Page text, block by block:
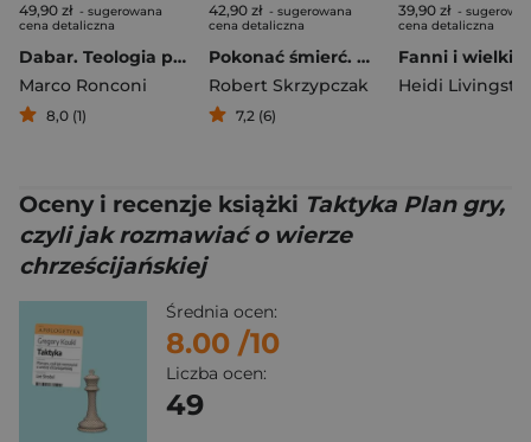
49,90 zł - sugerowana
cena detaliczna
Dabar. Teologia przy kawie
Marco Ronconi
8,0 (1)
42,90 zł - sugerowana
cena detaliczna
Pokonać śmierć. Ksiądz Dolindo Ruotolo o życiu wiecznym
Robert Skrzypczak
7,2 (6)
39,90 zł -
cena detaliczna
Heidi
Oceny i recenzje książki Taktyka Plan gry,
czyli jak rozmawiać o wierze
chrześcijańskiej
Średnia ocen:
8.00 /10
Liczba ocen:
49